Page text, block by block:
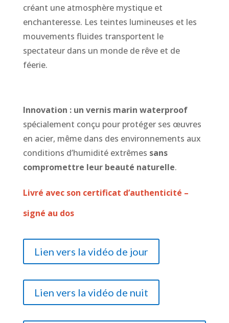
créant une atmosphère mystique et
enchanteresse. Les teintes lumineuses et les
mouvements fluides transportent le
spectateur dans un monde de rêve et de
féerie.
Innovation : un vernis marin waterproof
spécialement conçu pour protéger ses œuvres
en acier, même dans des environnements aux
conditions d’humidité extrêmes sans
compromettre leur beauté naturelle.
Livré avec son certificat d’authenticité –
signé au dos
Lien vers la vidéo de jour
Lien vers la vidéo de nuit